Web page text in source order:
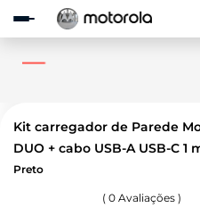
Observação:
este
site
acessibilidade.
Kit carregador de Parede
DUO + cabo USB-A USB-C 1
Preto
( 0 Avaliações )